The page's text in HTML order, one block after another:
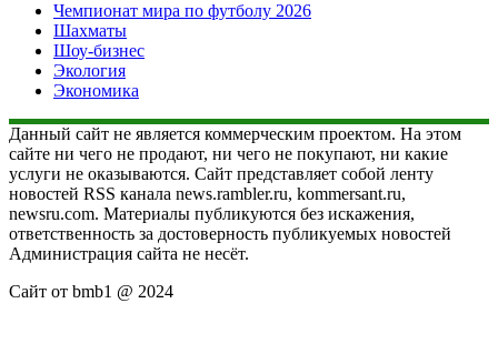
Чемпионат мира по футболу 2026
Шахматы
Шоу-бизнес
Экология
Экономика
Данный сайт не является коммерческим проектом. На этом
сайте ни чего не продают, ни чего не покупают, ни какие
услуги не оказываются. Сайт представляет собой ленту
новостей RSS канала news.rambler.ru, kommersant.ru,
newsru.com. Материалы публикуются без искажения,
ответственность за достоверность публикуемых новостей
Администрация сайта не несёт.
Сайт от bmb1 @ 2024